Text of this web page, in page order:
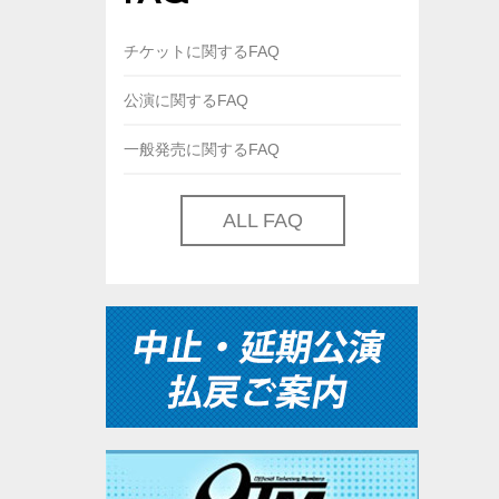
チケットに関するFAQ
公演に関するFAQ
一般発売に関するFAQ
ALL FAQ